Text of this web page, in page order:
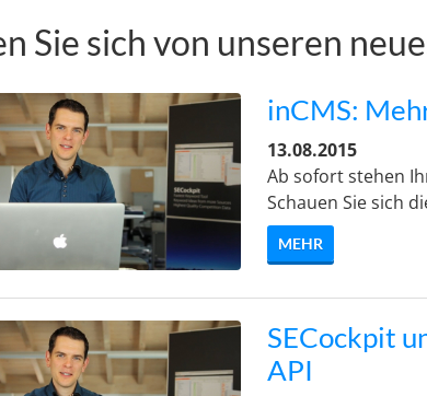
Sie sich von unseren
inCMS:
13.08.2015
Ab sofort stehen
Schauen Sie sich
MEHR
SECockpit
API